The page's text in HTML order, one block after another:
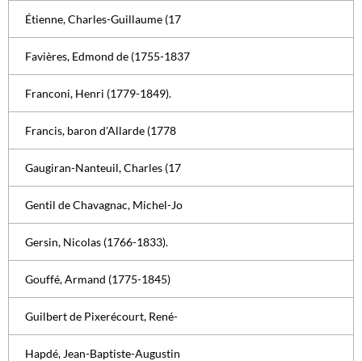
Étienne, Charles-Guillaume (17
Favières, Edmond de (1755-1837
Franconi, Henri (1779-1849).
Francis, baron d'Allarde (1778
Gaugiran-Nanteuil, Charles (17
Gentil de Chavagnac, Michel-Jo
Gersin, Nicolas (1766-1833).
Gouffé, Armand (1775-1845)
Guilbert de Pixerécourt, René-
Hapdé, Jean-Baptiste-Augustin